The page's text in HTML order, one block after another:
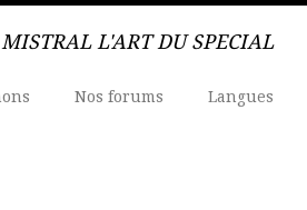
MISTRAL L'ART DU SPECIAL
Nos forums Langues